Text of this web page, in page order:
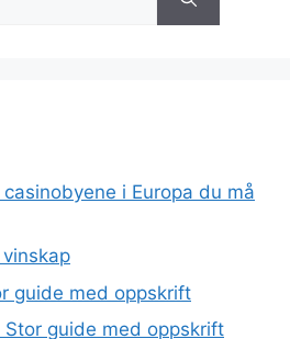
i Europa du må
guide med oppskrift
Stor guide med oppskrift